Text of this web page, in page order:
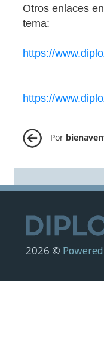
Otros enlaces
tema:
https://
https://
Por
2026 ©